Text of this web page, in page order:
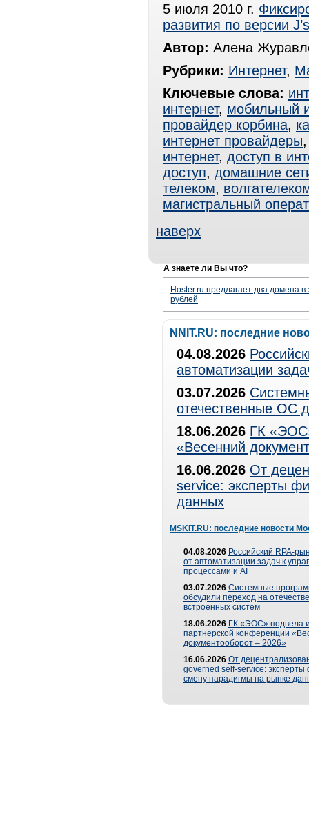
5 июля 2010 г.
развития по версии
Автор: Алена
Рубрики: Интернет,
Ключевые слова:
интернет, мобильный
провайдер корбина,
интернет провайдеры
интернет, доступ в
доступ, домашние
телеком,
магистральный
наверх
А знаете ли Вы что?
Hoster.ru предлагает два домена
рублей
NNIT.RU: последние
04.08.2026
автоматизации
03.07.2026
отечественные ОС
18.06.2026 ГК
«Весенний
16.06.2026 От
service: эксперты
данных
MSKIT.RU: последние новости
04.08.2026 Российский RPA-
от автоматизации задач к
процессами и AI
03.07.2026 Системные
обсудили переход на
встроенных систем
18.06.2026 ГК «ЭОС» подвела
партнерской конференции
документооборот – 2026»
16.06.2026 От
governed self-service: эксперты
смену парадигмы на рынке